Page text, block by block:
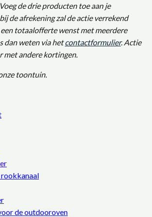
de drie producten toe aan je
de afrekening zal de actie verrekend
totaalofferte wenst met meerdere
dan weten via hetcontactformulier. Actie
met andere kortingen.
toontuin.
de outdooroven